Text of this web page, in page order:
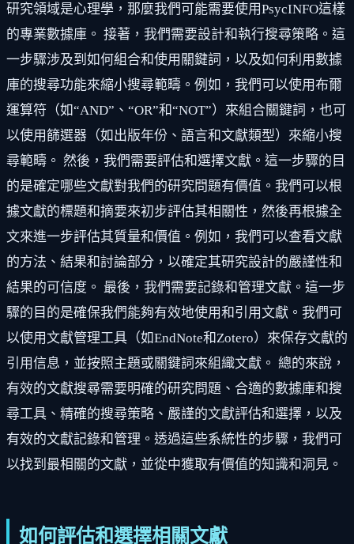
研究領域是心理學，那麼我們可能需要使用PsycINFO這樣
的專業數據庫。 接著，我們需要設計和執行搜尋策略。這
一步驟涉及到如何組合和使用關鍵詞，以及如何利用數據
庫的搜尋功能來縮小搜尋範疇。例如，我們可以使用布爾
運算符（如“AND”、“OR”和“NOT”）來組合關鍵詞，也可
以使用篩選器（如出版年份、語言和文獻類型）來縮小搜
尋範疇。 然後，我們需要評估和選擇文獻。這一步驟的目
的是確定哪些文獻對我們的研究問題有價值。我們可以根
據文獻的標題和摘要來初步評估其相關性，然後再根據全
文來進一步評估其質量和價值。例如，我們可以查看文獻
的方法、結果和討論部分，以確定其研究設計的嚴謹性和
結果的可信度。 最後，我們需要記錄和管理文獻。這一步
驟的目的是確保我們能夠有效地使用和引用文獻。我們可
以使用文獻管理工具（如EndNote和Zotero）來保存文獻的
引用信息，並按照主題或關鍵詞來組織文獻。 總的來說，
有效的文獻搜尋需要明確的研究問題、合適的數據庫和搜
尋工具、精確的搜尋策略、嚴謹的文獻評估和選擇，以及
有效的文獻記錄和管理。透過這些系統性的步驟，我們可
以找到最相關的文獻，並從中獲取有價值的知識和洞見。
如何評估和選擇相關文獻